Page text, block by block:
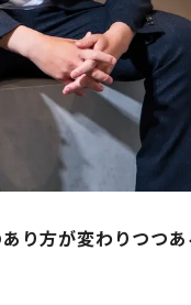
り方が変わりつつ